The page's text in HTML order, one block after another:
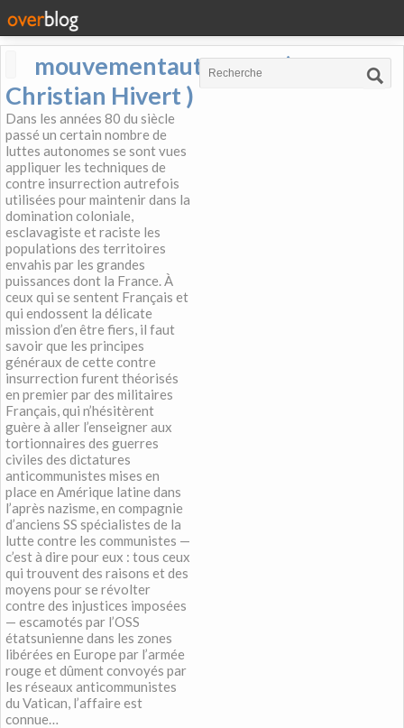
mouvementautonome (
Christian Hivert )
Dans les années 80 du siècle
passé un certain nombre de
luttes autonomes se sont vues
appliquer les techniques de
contre insurrection autrefois
utilisées pour maintenir dans la
domination coloniale,
esclavagiste et raciste les
populations des territoires
envahis par les grandes
puissances dont la France. À
ceux qui se sentent Français et
qui endossent la délicate
mission d’en être fiers, il faut
savoir que les principes
généraux de cette contre
insurrection furent théorisés
en premier par des militaires
Français, qui n’hésitèrent
guère à aller l’enseigner aux
tortionnaires des guerres
civiles des dictatures
anticommunistes mises en
place en Amérique latine dans
l’après nazisme, en compagnie
d’anciens SS spécialistes de la
lutte contre les communistes —
c’est à dire pour eux : tous ceux
qui trouvent des raisons et des
moyens pour se révolter
contre des injustices imposées
— escamotés par l’OSS
étatsunienne dans les zones
libérées en Europe par l’armée
rouge et dûment convoyés par
les réseaux anticommunistes
du Vatican, l’affaire est
connue…